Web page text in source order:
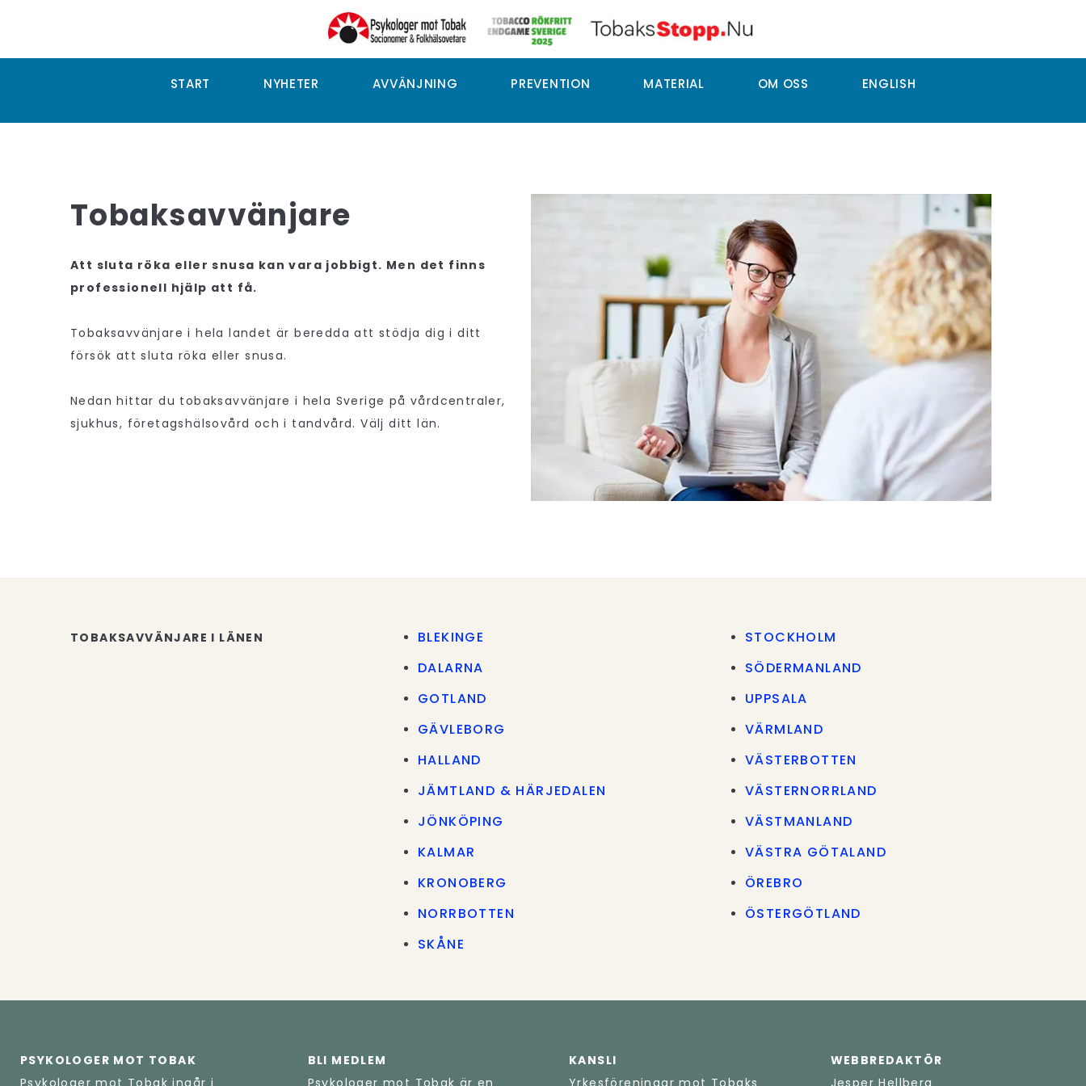
START NYHETER AVVÄNJNING PREVENTION MATERIAL OM OSS ENGLISH
Tobaksavvänjare
Att sluta röka eller snusa kan vara jobbigt. Men det finns
professionell hjälp att få.
Tobaksavvänjare i hela landet är beredda att stödja dig i ditt
försök att sluta röka eller snusa.
Nedan hittar du tobaksavvänjare i hela Sverige på vårdcentraler,
sjukhus, företagshälsovård och i tandvård. Välj ditt län.
TOBAKSAVVÄNJARE I LÄNEN
BLEKINGE
DALARNA
GOTLAND
GÄVLEBORG
HALLAND
JÄMTLAND & HÄRJEDALEN
JÖNKÖPING
KALMAR
KRONOBERG
NORRBOTTEN
SKÅNE
STOCKHOLM
SÖDERMANLAND
UPPSALA
VÄRMLAND
VÄSTERBOTTEN
VÄSTERNORRLAND
VÄSTMANLAND
VÄSTRA GÖTALAND
ÖREBRO
ÖSTERGÖTLAND
PSYKOLOGER MOT TOBAK
Psykologer mot Tobak ingår i
BLI MEDLEM
Psykologer mot Tobak är en
KANSLI
Yrkesföreningar mot Tobaks
WEBBREDAKTÖR
Jesper Hellberg